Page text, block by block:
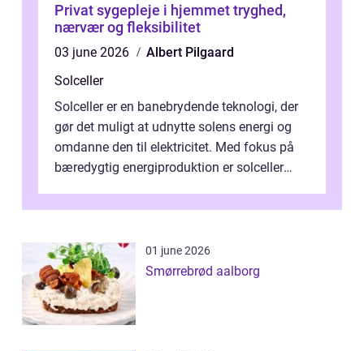
Privat sygepleje i hjemmet tryghed,
nærvær og fleksibilitet
03 june 2026
Albert Pilgaard
Solceller
Solceller er en banebrydende teknologi, der
gør det muligt at udnytte solens energi og
omdanne den til elektricitet. Med fokus på
bæredygtig energiproduktion er solceller
01 june 2026
Smørrebrød aalborg